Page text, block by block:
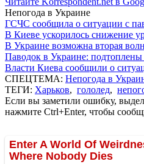
Непогода в Украине
ГСЧС сообщила о ситуации с
В Киеве ускорилось снижение
В Украине возможна вторая
Паводок в Украине: подтоплены
Власти Киева сообщили о
СПЕЦТЕМА: Непогода в
ТЕГИ: Харьков, гололед,
Если вы заметили ошибку,
нажмите Ctrl+Enter, чтобы